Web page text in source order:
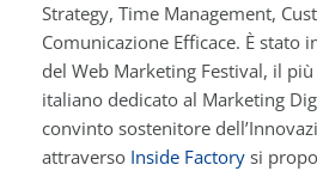
Strategy, Time Management,
Comunicazione Efficace. È stato
del Web Marketing Festival, il
italiano dedicato al Marketing
convinto sostenitore
attraverso Inside Factory si